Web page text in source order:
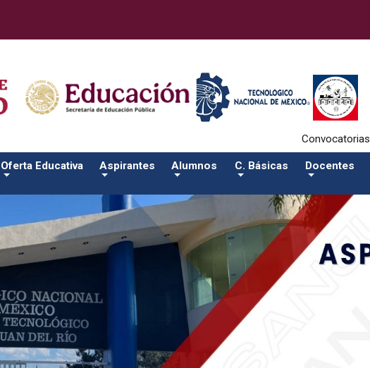
api/article.rb nuestra/nuestra-2Salida del comando:
Convocatorias
Oferta Educativa Aspirantes Alumnos C. Básicas Docentes